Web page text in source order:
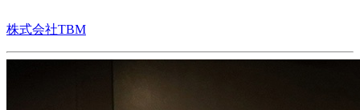
株式会社TBM